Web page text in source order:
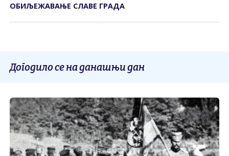
ОБИЉЕЖАВАЊЕ СЛАВЕ ГРАДА
Догодило се на данашњи дан